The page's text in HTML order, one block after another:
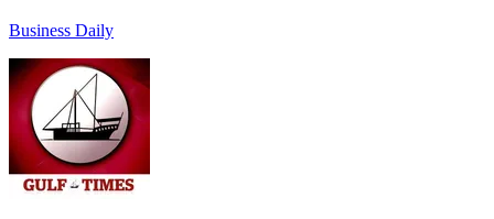
Business Daily